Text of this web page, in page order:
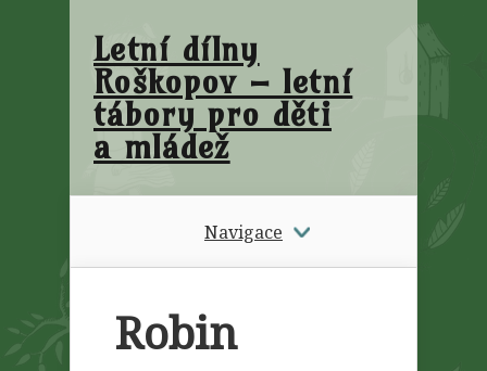
Letní dílny
Roškopov – letní
tábory pro děti
a mládež
Navigace
Robin